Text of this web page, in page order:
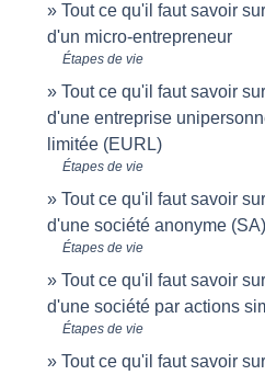
Tout ce qu'il faut savoir
d'un micro-entrepreneur
Étapes de vie
Tout ce qu'il faut savoir
d'une entreprise
limitée (EURL)
Étapes de vie
Tout ce qu'il faut savoir
d'une société anonyme (SA)
Étapes de vie
Tout ce qu'il faut savoir
d'une société par actions
Étapes de vie
Tout ce qu'il faut savoir